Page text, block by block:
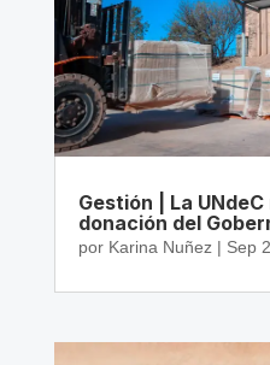
Gestión | La
donación del
por Karina Nuñez| Sep